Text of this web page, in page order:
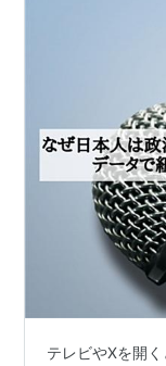
テレビやXを開